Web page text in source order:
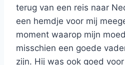
terug van een reis naar
een hemdje voor mij
moment waarop mijn
misschien een goede
zijn. Hij was ook goed